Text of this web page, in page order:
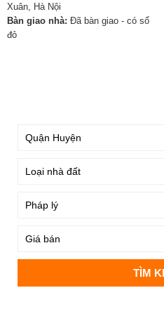
Xuân, Hà Nội
Bàn giao nhà: Đã bàn giao - có sổ
đỏ